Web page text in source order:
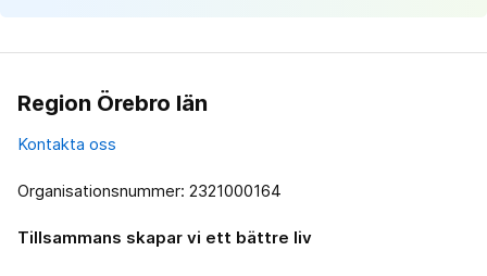
Region Örebro län
Kontakta oss
Organisationsnummer: 2321000164
Tillsammans skapar vi ett bättre liv